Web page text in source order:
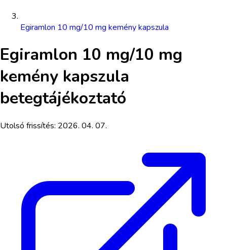
Egiramlon 10 mg/10 mg kemény kapszula
Egiramlon 10 mg/10 mg
kemény kapszula
betegtájékoztató
Utolsó frissítés: 2026. 04. 07.